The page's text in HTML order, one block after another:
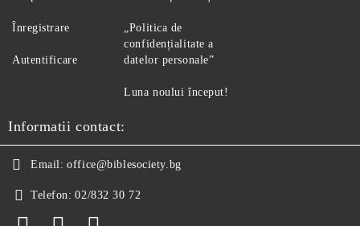
Înregistrare
Autentificare
„Politica de
confidențialitate a
datelor personale”
Luna noului început!
Informatii contact:
Email: office@biblesociety.bg
Telefon: 02/832 30 72